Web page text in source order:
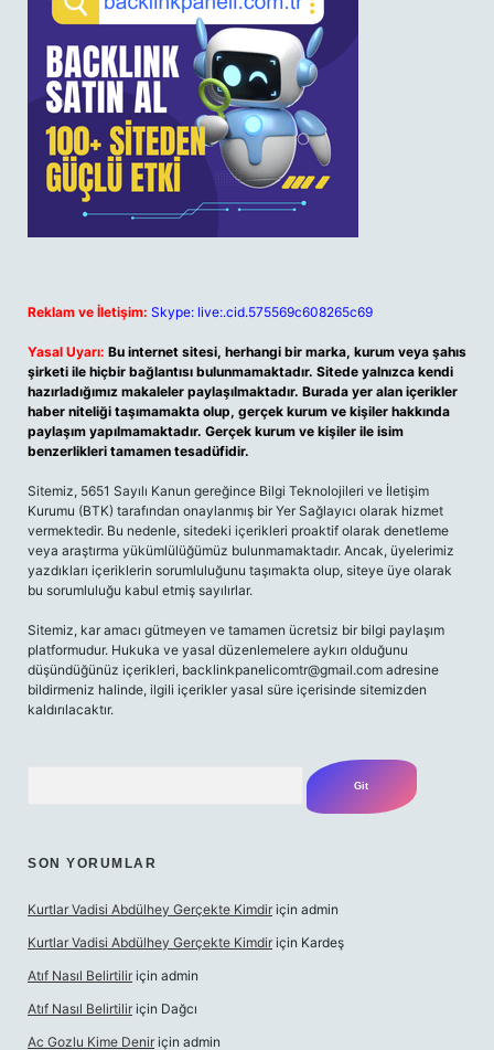
Reklam ve İletişim: Skype: live:.cid.575569c608265c69
Yasal Uyarı: Bu internet sitesi, herhangi bir marka, kurum veya şahıs
şirketi ile hiçbir bağlantısı bulunmamaktadır. Sitede yalnızca kendi
hazırladığımız makaleler paylaşılmaktadır. Burada yer alan içerikler
haber niteliği taşımamakta olup, gerçek kurum ve kişiler hakkında
paylaşım yapılmamaktadır. Gerçek kurum ve kişiler ile isim
benzerlikleri tamamen tesadüfidir.
Sitemiz, 5651 Sayılı Kanun gereğince Bilgi Teknolojileri ve İletişim
Kurumu (BTK) tarafından onaylanmış bir Yer Sağlayıcı olarak hizmet
vermektedir. Bu nedenle, sitedeki içerikleri proaktif olarak denetleme
veya araştırma yükümlülüğümüz bulunmamaktadır. Ancak, üyelerimiz
yazdıkları içeriklerin sorumluluğunu taşımakta olup, siteye üye olarak
bu sorumluluğu kabul etmiş sayılırlar.
Sitemiz, kar amacı gütmeyen ve tamamen ücretsiz bir bilgi paylaşım
platformudur. Hukuka ve yasal düzenlemelere aykırı olduğunu
düşündüğünüz içerikleri, backlinkpanelicomtr@gmail.com adresine
bildirmeniz halinde, ilgili içerikler yasal süre içerisinde sitemizden
kaldırılacaktır.
SON YORUMLAR
Kurtlar Vadisi Abdülhey Gerçekte Kimdir için admin
Kurtlar Vadisi Abdülhey Gerçekte Kimdir için Kardeş
Atıf Nasıl Belirtilir için admin
Atıf Nasıl Belirtilir için Dağcı
Ac Gozlu Kime Denir için admin